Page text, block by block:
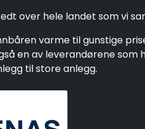
over hele landet som vi
varme til gunstige
en av leverandørene
til store anlegg.